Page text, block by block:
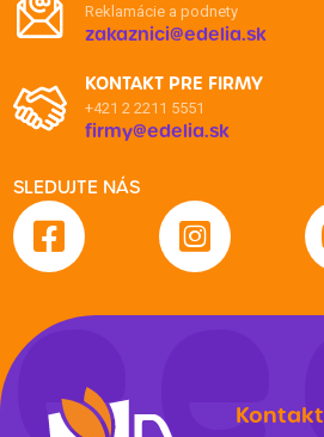
Reklamácie a podnety
zakaznici@edelia.sk
KONTAKT PRE FIRMY
+421 2 2211 5551
firmy@edelia.sk
SLEDUJTE NÁS
Kontakt